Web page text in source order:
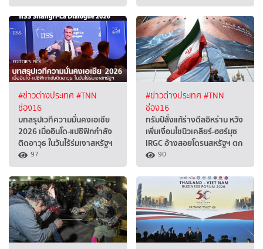
#ข่าวต่างประเทศ #TNN
ช่อง16
บทสรุปเวทีความมั่นคงเอเชีย
2026 เมื่ออินโด-แปซิฟิกกำลัง
ติดอาวุธ ในวันไร้ร่มเงาสหรัฐฯ
97
#ข่าวต่างประเทศ #TNN
ช่อง16
ทรัมป์สั่งแก้ร่างดีลอิหร่าน หวัง
เพิ่มเงื่อนไขนิวเคลียร์-ฮฮร์มุซ
IRGC อ้างสอยโดรนสหรัฐฯ ตก
90